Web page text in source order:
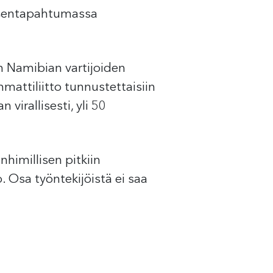
Namibian vartijoiden
tunnustettaisiin
virallisesti, yli 50
pitkiin
Osa työntekijöistä ei saa